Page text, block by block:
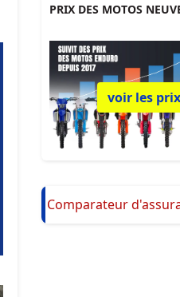
PRIX DES MOTOS
voir les prix
Comparateur